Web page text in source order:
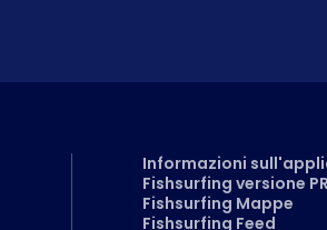
Informazioni
Fishsurfing versione
Fishsurfing Mappe
Fishsurfing Feed